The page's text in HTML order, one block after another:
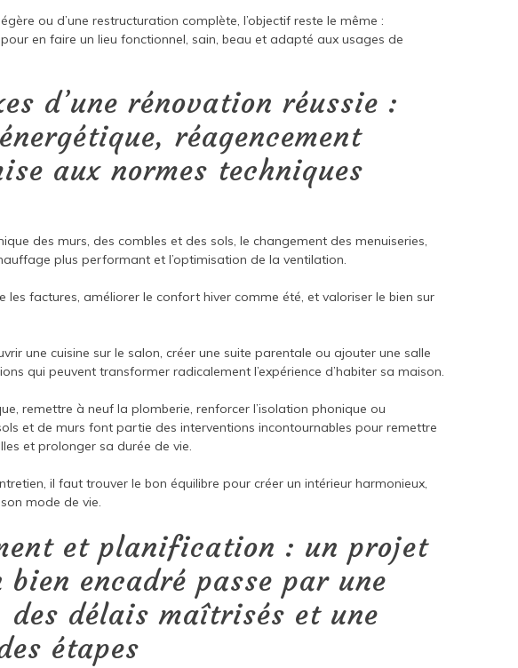
ou d’une restructuration complète, l’objectif reste le même :
en faire un lieu fonctionnel, sain, beau et adapté aux usages de
d’une rénovation réussie :
réagencement
aux normes techniques
des murs, des combles et des sols, le changement des menuiseries,
plus performant et l’optimisation de la ventilation.
les factures, améliorer le confort hiver comme été, et valoriser le bien sur
une cuisine sur le salon, créer une suite parentale ou ajouter une salle
qui peuvent transformer radicalement l’expérience d’habiter sa maison.
remettre à neuf la plomberie, renforcer l’isolation phonique ou
et de murs font partie des interventions incontournables pour remettre
et prolonger sa durée de vie.
il faut trouver le bon équilibre pour créer un intérieur harmonieux,
mode de vie.
et planification : un projet
encadré passe par une
des délais maîtrisés et une
étapes